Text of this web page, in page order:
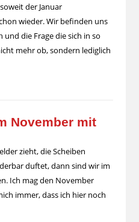
der Januar
wieder. Wir befinden uns
die Frage die sich in so
mehr ob, sondern lediglich
November mit
zieht, die Scheiben
duftet, dann sind wir im
Ich mag den November
immer, dass ich hier noch